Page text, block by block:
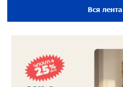
Аравийским морем
Вся